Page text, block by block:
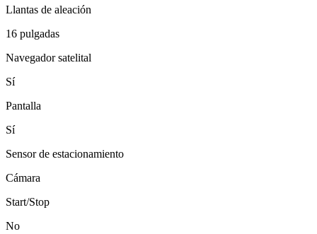
Llantas de aleación
16 pulgadas
Navegador satelital
Sí
Pantalla
Sí
Sensor de estacionamiento
Cámara
Start/Stop
No